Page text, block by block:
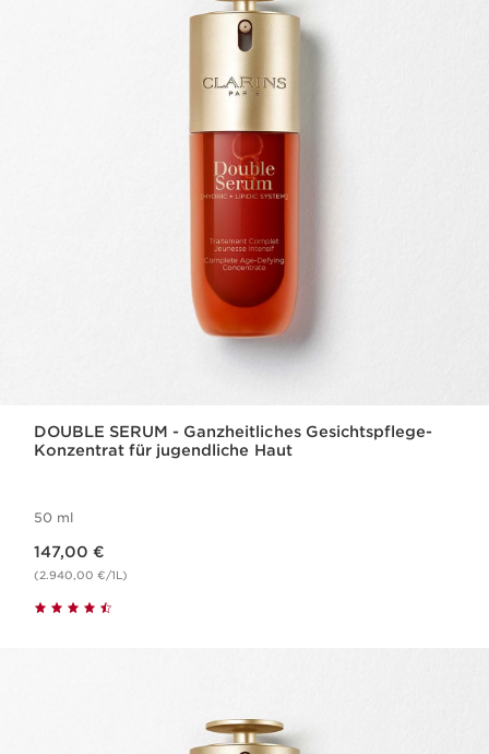
DOUBLE SERUM - Ganzheitliches Gesichtspflege-
Konzentrat für jugendliche Haut
50 ml
147,00 €
(2.940,00 €/1L)